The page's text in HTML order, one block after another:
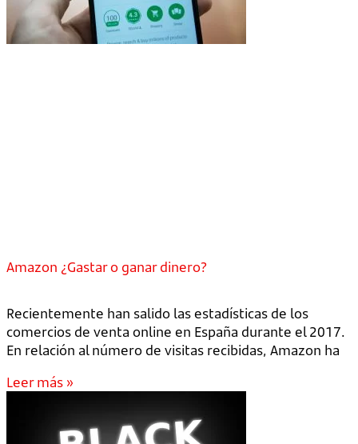
Amazon ¿Gastar o ganar dinero?
Recientemente han salido las estadísticas de los
comercios de venta online en España durante el 2017.
En relación al número de visitas recibidas, Amazon ha
Leer más »